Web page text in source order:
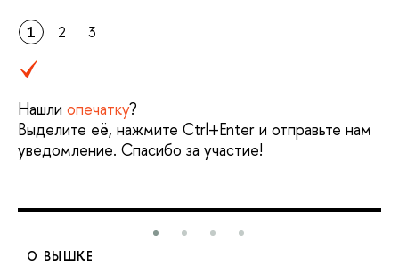
1 2 3
Нашли опечатку?
Выделите её, нажмите Ctrl+Enter и отправьте нам
уведомление. Спасибо за участие!
О ВЫШКЕ